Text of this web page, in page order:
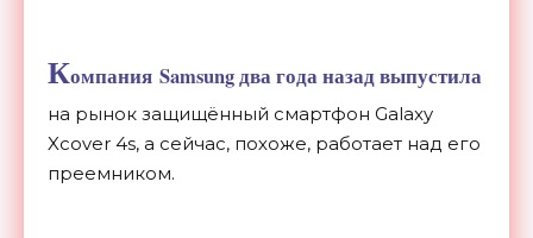
Компания Samsung два года назад выпустила
на рынок защищённый смартфон Galaxy
Xcover 4s, а сейчас, похоже, работает над его
преемником.